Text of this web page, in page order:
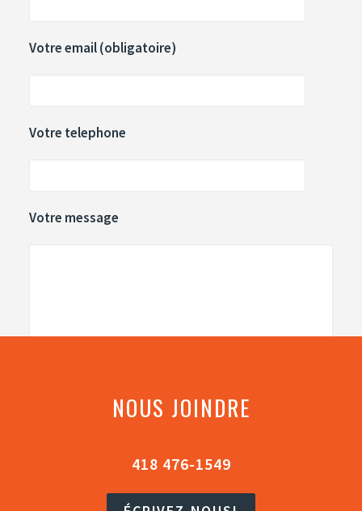
Votre email (obligatoire)
Votre telephone
Votre message
NOUS JOINDRE
418 476-1549